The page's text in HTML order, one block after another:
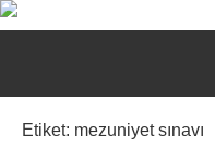
İçeriğe
Dr.
Aykut
Sitesi
Etiket: mezuniyet sınavı